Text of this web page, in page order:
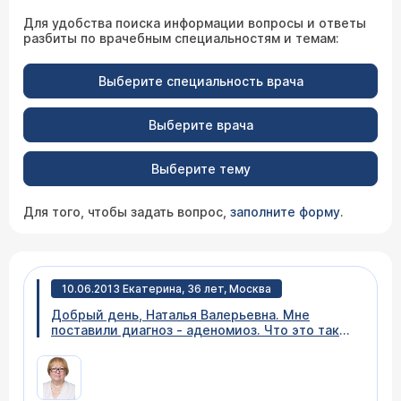
Для удобства поиска информации вопросы и ответы
разбиты по врачебным специальностям и темам:
Выберите специальность врача
Выберите врача
Выберите тему
Для того, чтобы задать вопрос, заполните форму.
10.06.2013 Екатерина, 36 лет, Москва
Добрый день, Наталья Валерьевна. Мне
поставили диагноз - аденомиоз. Что это такое